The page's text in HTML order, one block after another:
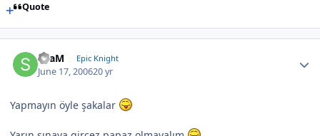
Quote
SLaM Epic Knight
June 17, 200620 yr
Yapmayın öyle şakalar